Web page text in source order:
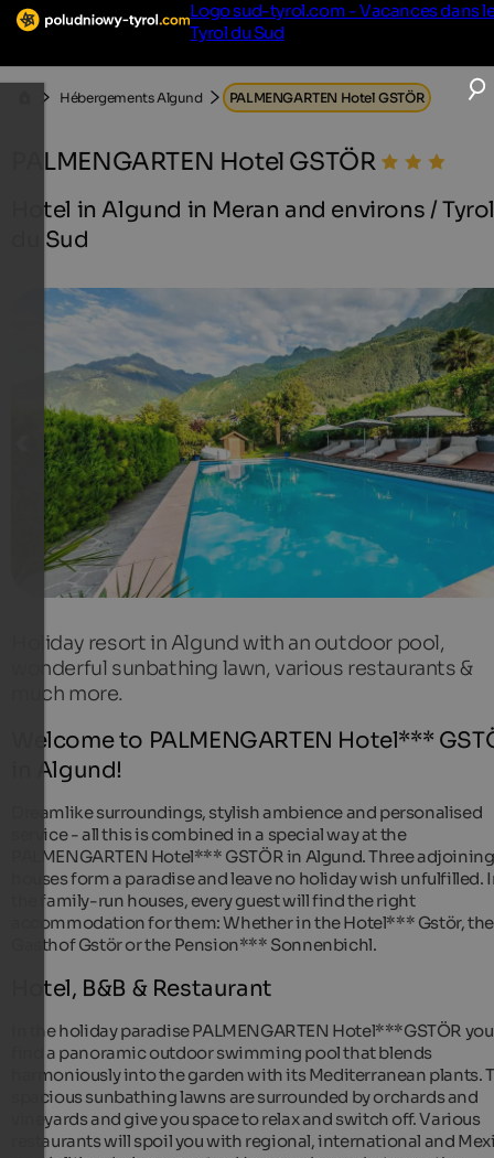
Logo sud-tyrol.com - Vacances dans
Tyrol du Sud
Hébergements Algund PALMENGARTEN Hotel GSTÖR
PALMENGARTEN Hotel GSTÖR
Hotel in Algund in Meran and environs /
du Sud
Holiday resort in Algund with an outdoor pool,
wonderful sunbathing lawn, various restaurants &
much more.
Welcome to PALMENGARTEN Hotel***
in Algund!
Dreamlike surroundings, stylish ambience and personalised
service - all this is combined in a special way at the
PALMENGARTEN Hotel*** GSTÖR in Algund. Three adjoining
houses form a paradise and leave no holiday wish unfulfilled.
the family-run houses, every guest will find the right
accommodation for them: Whether in the Hotel*** Gstör, the
Gasthof Gstör or the Pension*** Sonnenbichl.
Hotel, B&B & Restaurant
In the holiday paradise PALMENGARTEN Hotel***GSTÖR
find a panoramic outdoor swimming pool that blends
harmoniously into the garden with its Mediterranean plants.
spacious sunbathing lawns are surrounded by orchards and
vineyards and give you space to relax and switch off. Various
restaurants will spoil you with regional, international and